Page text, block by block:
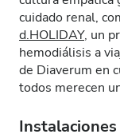
cuidado renal,
d.HOLIDAY, un
hemodiálisis a
de Diaverum en
todos merecen
Instalaciones